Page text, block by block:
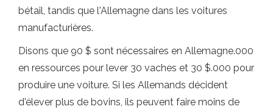
bétail, tandis que l'Allemagne dans les voitures
manufacturières.
Disons que 90 $ sont nécessaires en Allemagne.000
en ressources pour lever 30 vaches et 30 $.000 pour
produire une voiture. Si les Allemands décident
d'élever plus de bovins, ils peuvent faire moins de